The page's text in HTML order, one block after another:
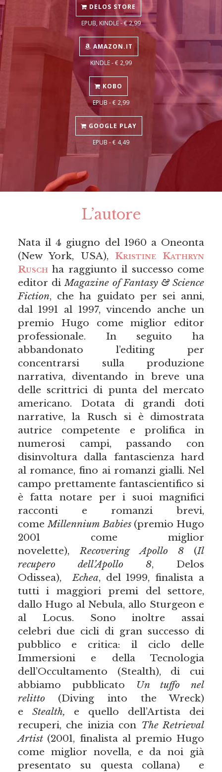
DELOS STORE
EPUB, KINDLE - € 2,99
AMAZON.IT
KINDLE - € 2,99
KOBO
EPUB - € 2,99
GOOGLE PLAY
EPUB - € 4,49
L’autore
Nata il 4 giugno del 1960 a Oneonta
(New York, USA), Kristine Kathryn
Ruschha raggiunto il successo come
editor diMagazine of Fantasy & Science
Fiction, che ha guidato per sei anni,
dal 1991 al 1997, vincendo anche un
premio Hugo come miglior editor
professionale. In seguito ha
abbandonato l’editing per
concentrarsi sulla produzione
narrativa, diventando in breve una
delle scrittrici di punta del mercato
americano. Dotata di grandi doti
narrative, la Rusch si è dimostrata
autrice competente e prolifica in
numerosi campi, passando con
disinvoltura dalla fantascienza hard
al romance, fino ai romanzi gialli. Nel
campo prettamente fantascientifico si
è fatta notare per i suoi magnifici
racconti e romanzi brevi,
comeMillennium Babies (premio Hugo
2001 come miglior
novelette),Recovering Apollo 8 (Il
recupero dell’Apollo 8, Delos
Odissea),Echea, del 1999, finalista a
tutti i maggiori premi del settore,
dallo Hugo al Nebula, allo Sturgeon e
al Locus. Sono inoltre assai
celebri due cicli di gran successo di
pubblico e critica: il ciclo delle
Immersioni e della Tecnologia
dell’Occultamento (Stealth), di cui
abbiamo pubblicato
Un tuffo nel
relitto(Diving into the Wreck)
e Stealth, e quello dell’Artista dei
recuperi, che inizia con The Retrieval
Artist (2001, finalista al premio Hugo
come miglior novella, e da noi già
presentato su questa collana) e